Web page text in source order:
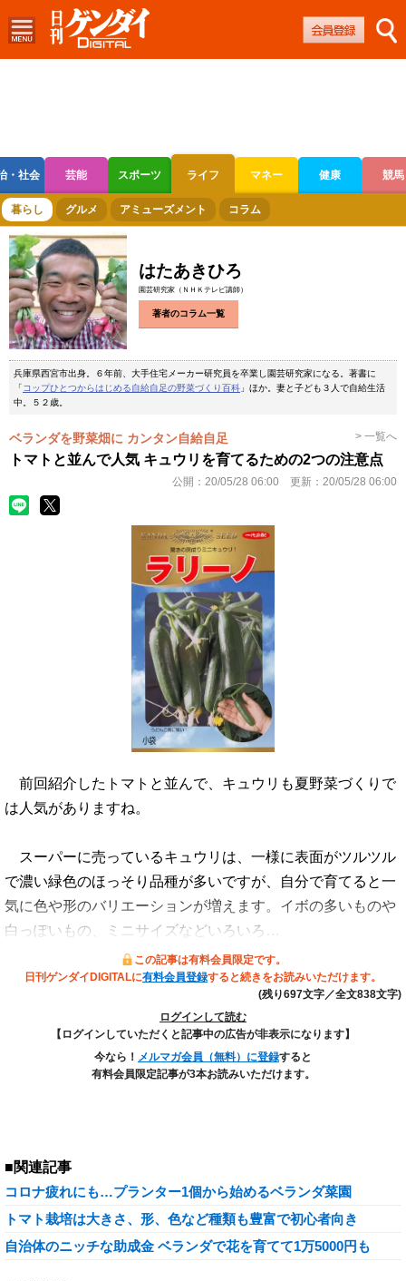
・社会 芸能 スポーツ ライフ マネー 健康 競馬
ボートレース 競輪 オートレース
暮らし グルメ アミューズメント コラム
はたあきひろ
園芸研究家（ＮＨＫテレビ講師）
著者のコラム一覧
兵庫県西宮市出身。６年前、大手住宅メーカー研究員を卒業し園芸研究家になる。著書に
「コップひとつからはじめる自給自足の野菜づくり百科 」ほか。妻と子ども３人で自給生活
中。５２歳。
ベランダを野菜畑に カンタン自給自足 > 一覧へ
トマトと並んで人気 キュウリを育てるための2つの注意点
公開： 20/05/28 06:00 更新： 20/05/28 06:00
前回紹介したトマトと並んで、キュウリも夏野菜づくりで
は人気がありますね。
スーパーに売っているキュウリは、一様に表面がツルツル
で濃い緑色のほっそり品種が多いですが、自分で育てると一
気に色や形のバリエーションが増えます。イボの多いものや
白っぽいもの、ミニサイズなどいろいろ…
この記事は有料会員限定です。
日刊ゲンダイDIGITALに有料会員登録すると続きをお読みいただけます。
(残り697文字／全文838文字)
ログインして読む
【ログインしていただくと記事中の広告が非表示になります】
今なら！ メルマガ会員（無料）に登録すると
有料会員限定記事が3本お読みいただけます。
■関連記事
コロナ疲れにも…プランター1個から始めるベランダ菜園
トマト栽培は大きさ、形、色など種類も豊富で初心者向き
自治体のニッチな助成金 ベランダで花を育てて1万5000円も